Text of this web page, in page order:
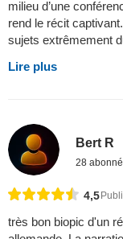
milieu d’une
rend le récit
sujets extrêmement
Lire plus
Bert R
28
4,5
très bon biopic d'un